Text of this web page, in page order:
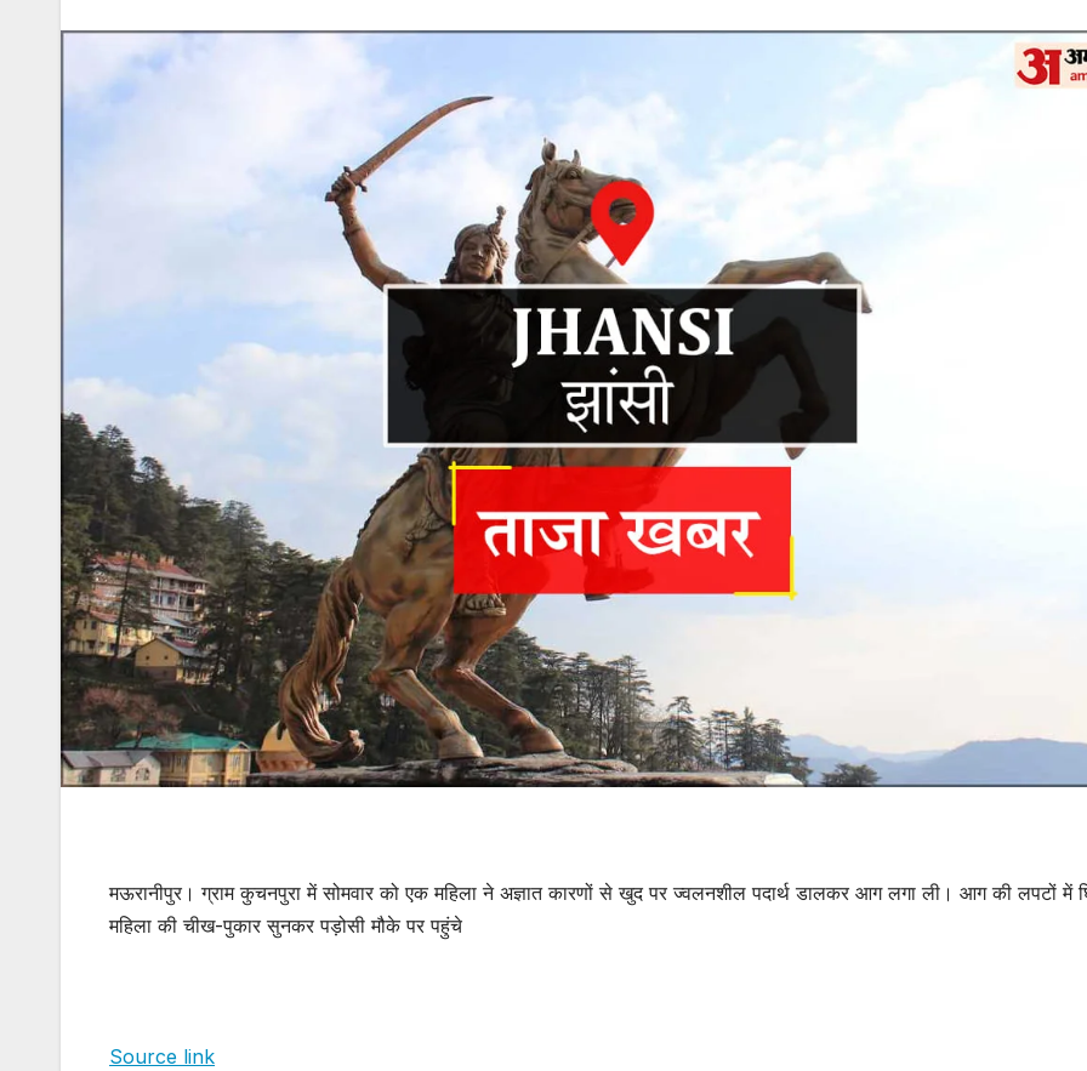
मऊरानीपुर। ग्राम कुचनपुरा में सोमवार को एक महिला ने अज्ञात कारणों से खुद पर ज्वलनशील पदार्थ डालकर आग लगा ली। आग की लपटों में
महिला की चीख-पुकार सुनकर पड़ोसी मौके पर पहुंचे
Source link